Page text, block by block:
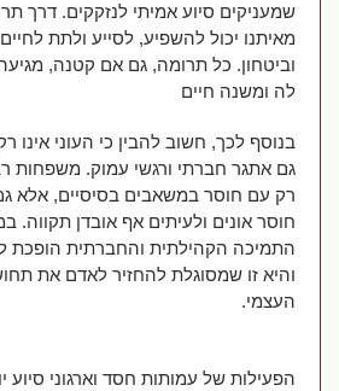
שמעניקים סיוע אמיתי לנזקקים. דרך
מאיתנו יכול להשפיע, לסייע ולתת
וביטחון. כל תרומה, גם אם קטנה, מגיעה
לה ומשנה חיים
בנוסף לכך, חשוב להבין כי העוני אינו
גם אתגר חברתי ורגשי עמוק. משפחות
רק עם חוסר במשאבים בסיסיים, אלא גם
חוסר אונים ולעיתים אף אובדן תקווה.
התמיכה הקהילתית והחברתית הופכת
והיא זו שמסוגלת להחזיר לאדם את
העצמי.
הפעילות של עמותות חסד וארגוני סיוע